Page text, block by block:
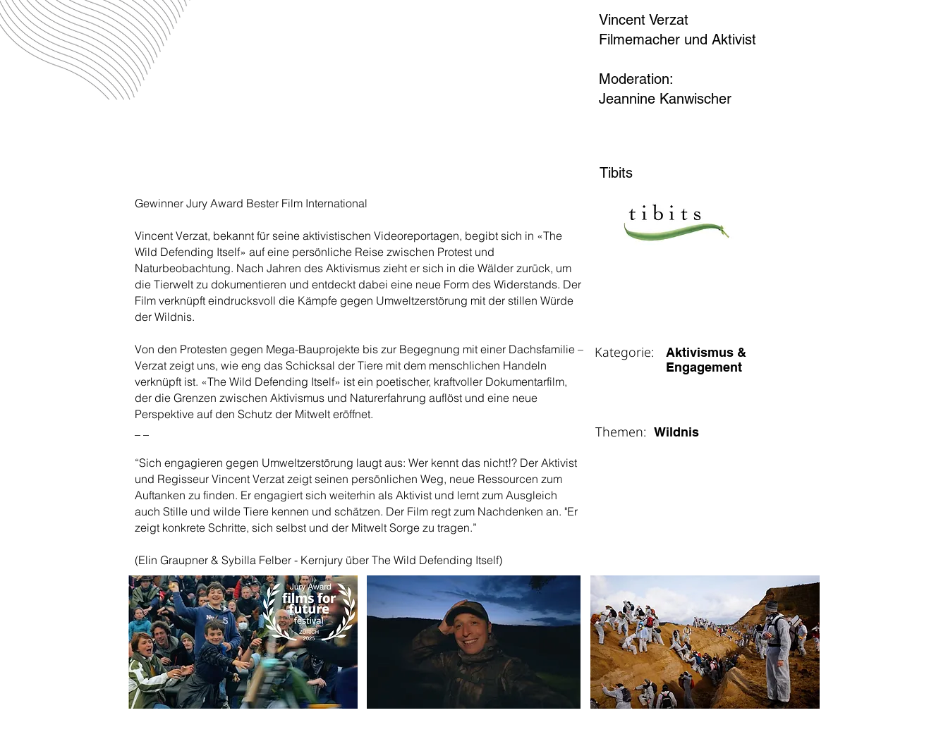
Gewinner Jury Award Bester Film International
Vincent Verzat, bekannt für seine aktivistischen Videoreportagen, begibt sich in «The
Wild Defending Itself» auf eine persönliche Reise zwischen Protest und
Naturbeobachtung. Nach Jahren des Aktivismus zieht er sich in die Wälder zurück, um
die Tierwelt zu dokumentieren und entdeckt dabei eine neue Form des Widerstands. Der
Film verknüpft eindrucksvoll die Kämpfe gegen Umweltzerstörung mit der stillen Würde
der Wildnis.
Von den Protesten gegen Mega-Bauprojekte bis zur Begegnung mit einer Dachsfamilie –
Verzat zeigt uns, wie eng das Schicksal der Tiere mit dem menschlichen Handeln
verknüpft ist. «The Wild Defending Itself» ist ein poetischer, kraftvoller Dokumentarfilm,
der die Grenzen zwischen Aktivismus und Naturerfahrung auflöst und eine neue
Perspektive auf den Schutz der Mitwelt eröffnet.
“Sich engagieren gegen Umweltzerstörung laugt aus: Wer kennt das nicht!? Der Aktivist
und Regisseur Vincent Verzat zeigt seinen persönlichen Weg, neue Ressourcen zum
Auftanken zu finden. Er engagiert sich weiterhin als Aktivist und lernt zum Ausgleich
auch Stille und wilde Tiere kennen und schätzen. Der Film regt zum Nachdenken an. "Er
zeigt konkrete Schritte, sich selbst und der Mitwelt Sorge zu tragen.”
(Elin Graupner & Sybilla Felber - Kernjury über The Wild Defending Itself)
Vincent Verzat
Filmemacher und Aktivist
Moderation:
Jeannine Kanwischer
Tibits
Kategorie:
Aktivismus &
Engagement
Themen: Wildnis